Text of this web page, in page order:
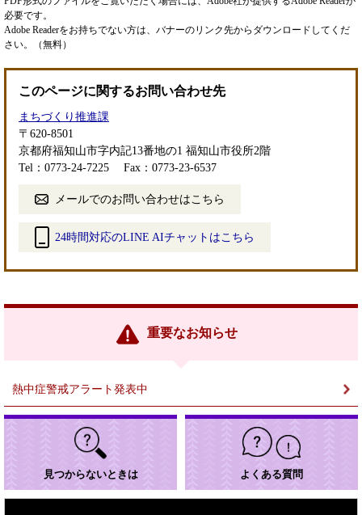
必要です。
Adobe Readerをお持ちでない方は、バナーのリンク先からダウンロードしてくだ
さい。（無料）
このページに関するお問い合わせ先
まちづくり推進課
〒620-8501
京都府福知山市字内記13番地の1 福知山市役所2階
Tel：0773-24-7225
Fax：0773-23-6537
メールでのお問い合わせはこちら
24時間対応のLINE AIチャットはこちら
リ
重要なお知らせ
熱中症警戒アラート発表中
見つからないときは よくある質問